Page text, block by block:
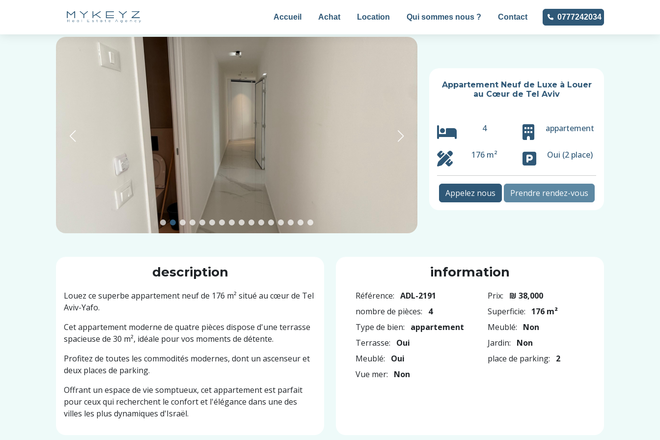
Accueil Achat Location Qui sommes nous ? Contact 0777242034
Appartement Neuf de Luxe à Louer
au Cœur de Tel Aviv
4 appartement
176 m² Oui (2 place)
Appelez nous Prendre rendez-vous
description
Louez ce superbe appartement neuf de 176 m² situé au cœur de Tel
Aviv-Yafo.
Cet appartement moderne de quatre pièces dispose d'une terrasse
spacieuse de 30 m², idéale pour vos moments de détente.
Profitez de toutes les commodités modernes, dont un ascenseur et
deux places de parking.
Offrant un espace de vie somptueux, cet appartement est parfait
pour ceux qui recherchent le confort et l'élégance dans une des
villes les plus dynamiques d'Israël.
information
Référence: ADL-2191 Prix:
₪ 38,000
nombre de pièces:
4 Superficie:
176 m²
Type de bien:
appartement Meublé:
Non
Terrasse:
Oui Jardin:
Non
Meublé:
Oui place de parking:
2
Vue mer:
Non